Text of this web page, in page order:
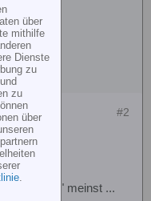
#2
meinst ...
über
mithilfe
Dienste
zu
zu
über
.